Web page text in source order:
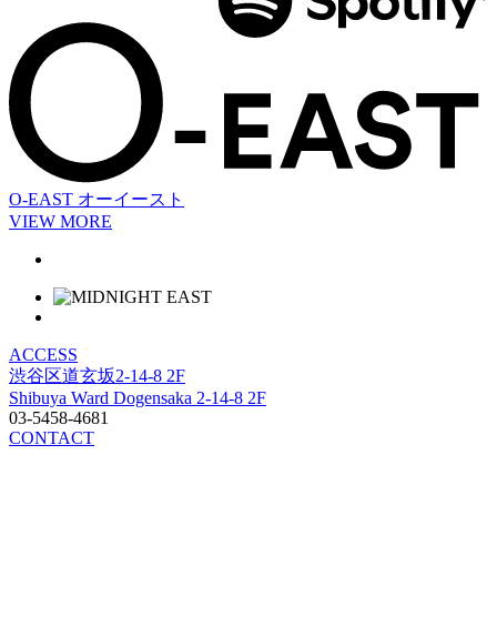
O-EAST オーイースト
VIEW MORE
ACCESS
渋谷区道玄坂2-14-8 2F
Shibuya Ward Dogensaka 2-14-8 2F
03-5458-4681
CONTACT